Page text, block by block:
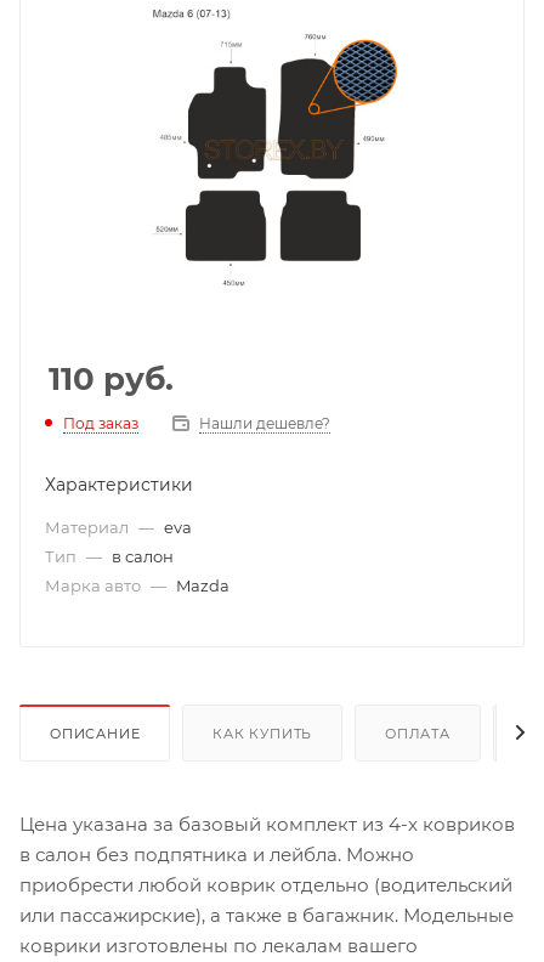
110 руб.
Под заказ Нашли дешевле?
Характеристики
Материал — eva
Тип — в салон
Марка авто — Mazda
ОПИСАНИЕ КАК КУПИТЬ ОПЛАТА
Цена указана за базовый комплект из 4-х ковриков
в салон без подпятника и лейбла. Можно
приобрести любой коврик отдельно (водительский
или пассажирские), а также в багажник. Модельные
коврики изготовлены по лекалам вашего